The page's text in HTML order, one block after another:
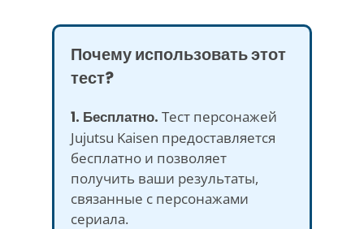
Почему использовать этот
тест?
1. Бесплатно. Тест персонажей
Jujutsu Kaisen предоставляется
бесплатно и позволяет
получить ваши результаты,
связанные с персонажами
сериала.